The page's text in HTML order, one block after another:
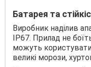
Батарея та
Виробник наділив
IP67. Прилад не
можуть
великі морози,